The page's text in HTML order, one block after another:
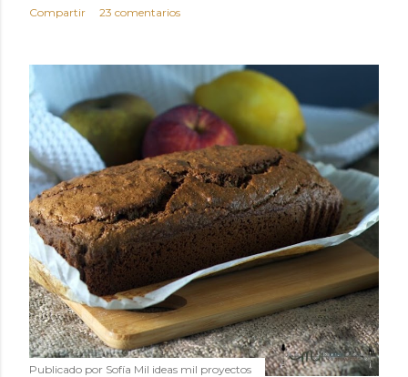
Compartir 23 comentarios
Publicado por Sofía Mil ideas mil proyectos